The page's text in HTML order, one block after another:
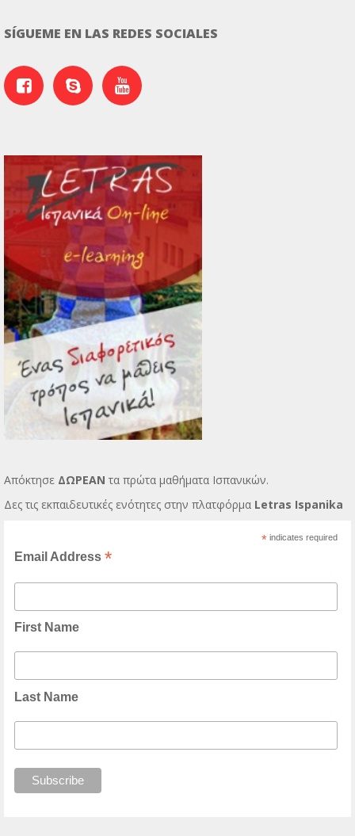
SÍGUEME EN LAS REDES SOCIALES
Απόκτησε ΔΩΡΕΑΝ τα πρώτα μαθήματα Ισπανικών.
Δες τις εκπαιδευτικές ενότητες στην πλατφόρμα Letras Ispanika
* indicates required
Email Address*
First Name
Last Name